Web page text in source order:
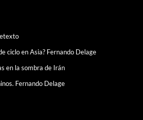
ciclo en Asia? Fernando Delage
en la sombra de Irán
Fernando Delage